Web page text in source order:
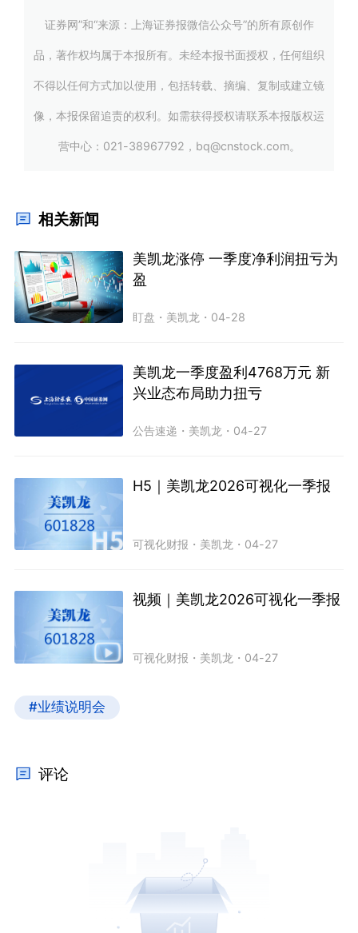
证券网”和“来源：上海证券报微信公众号”的所有原创作
品，著作权均属于本报所有。未经本报书面授权，任何组织
不得以任何方式加以使用，包括转载、摘编、复制或建立镜
像，本报保留追责的权利。如需获得授权请联系本报版权运
营中心：021-38967792，bq@cnstock.com。
相关新闻
美凯龙涨停 一季度净利润扭亏为
盈
盯盘 ・ 美凯龙 ・ 04-28
美凯龙一季度盈利4768万元 新
兴业态布局助力扭亏
公告速递 ・ 美凯龙 ・ 04-27
H5｜美凯龙2026可视化一季报
可视化财报 ・ 美凯龙 ・ 04-27
视频｜美凯龙2026可视化一季报
可视化财报 ・ 美凯龙 ・ 04-27
#业绩说明会
评论